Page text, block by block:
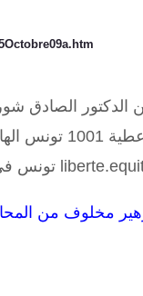
الدكتور الصادق
مخلوف من